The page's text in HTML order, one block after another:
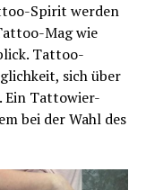
Spirit werden
Mag wie
Tattoo-
sich über
Ein Tattowier-
bei der Wahl des